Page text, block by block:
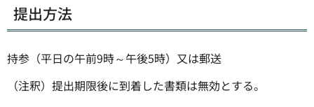
提出方法
持参（平日の午前9時～午後5時）又は郵送
（注釈）提出期限後に到着した書類は無効とする。